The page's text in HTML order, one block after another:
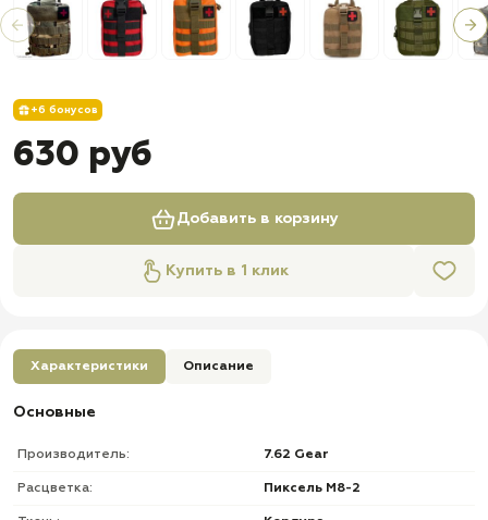
+6 бонусов
630 руб
Добавить в корзину
Купить в 1 клик
Характеристики Описание
Основные
Производитель: 7.62 Gear
Расцветка: Пиксель М8-2